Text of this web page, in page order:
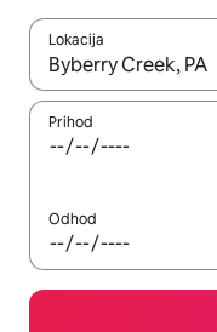
Lokacija
Ko so rezultati na
Prihod
Odhod